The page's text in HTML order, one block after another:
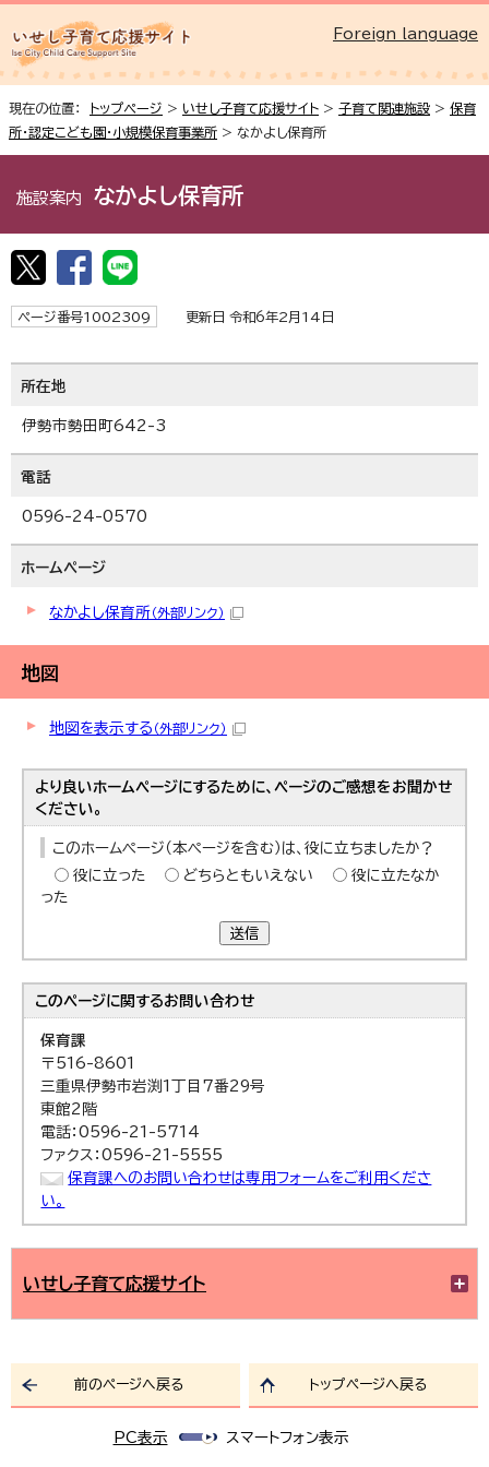
Foreign language
現在の位置： トップページ > いせし子育て応援サイト > 子育て関連施設 > 保育
所・認定こども園・小規模保育事業所 > なかよし保育所
施設案内 なかよし保育所
ページ番号1002309 更新日 令和6年2月14日
所在地
伊勢市勢田町642-3
電話
0596-24-0570
ホームページ
なかよし保育所（外部リンク）
地図
地図を表示する （外部リンク）
より良いホームページにするために、ページのご感想をお聞かせ
ください。
このホームページ（本ページを含む）は、役に立ちましたか？
役に立った
どちらともいえない
役に立たなか
った
送信
このページに関するお問い合わせ
保育課
〒516-8601
三重県伊勢市岩渕1丁目7番29号
東館2階
電話：0596-21-5714
ファクス：0596-21-5555
保育課へのお問い合わせは専用フォームをご利用くださ
い。
いせし子育て応援サイト
前のページへ戻る トップページへ戻る
PC表示 スマートフォン表示